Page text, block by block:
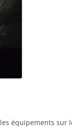
équipements sur